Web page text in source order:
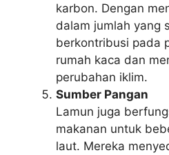
karbon. Dengan
dalam jumlah yang
berkontribusi pada
rumah kaca dan
perubahan iklim.
Sumber Pangan
Lamun juga
makanan untuk
laut. Mereka